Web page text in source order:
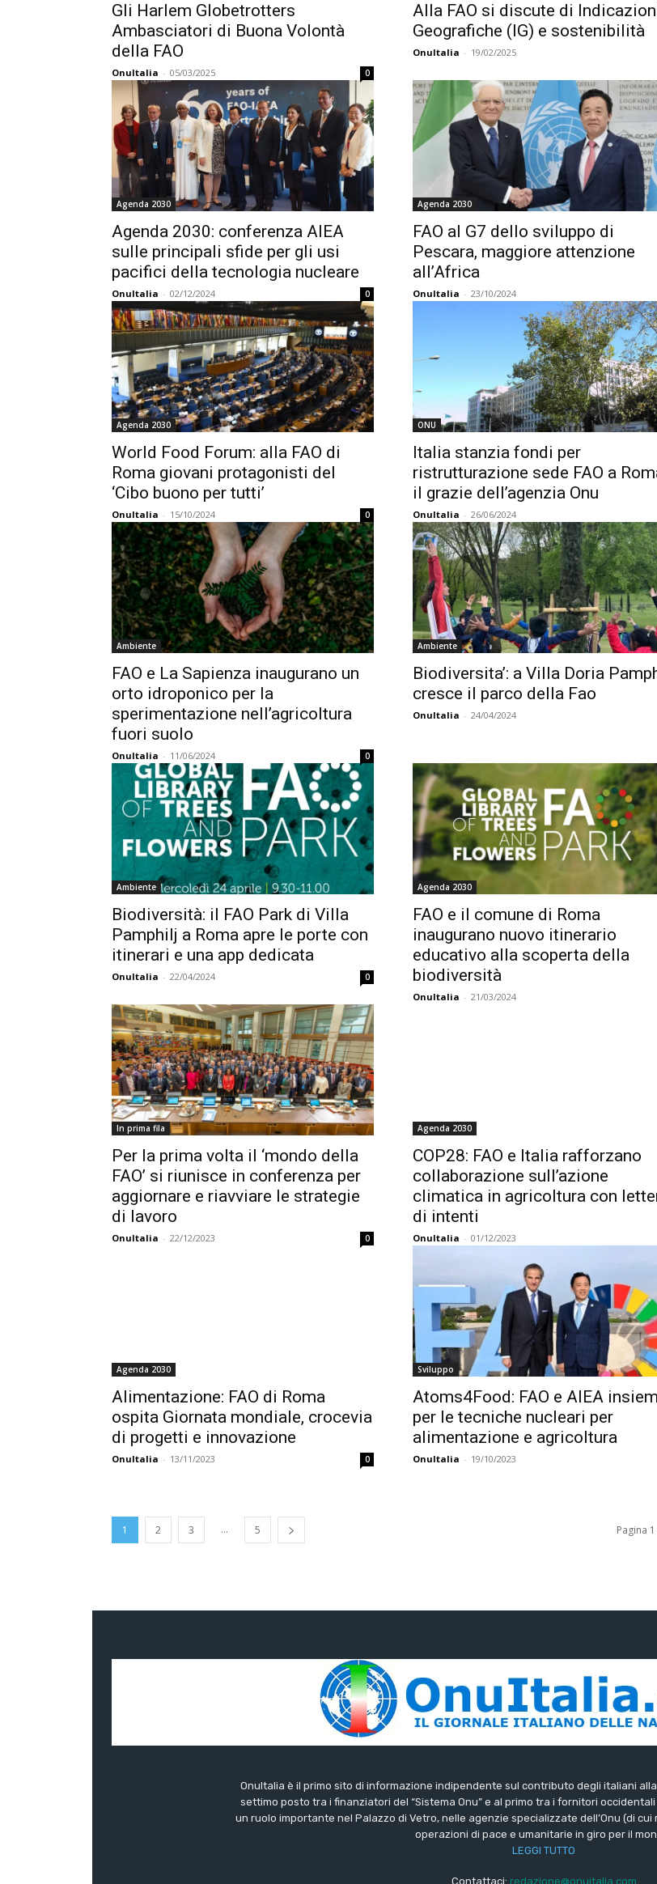
Gli Harlem Globetrotters
Ambasciatori di Buona Volontà
della FAO
OnuItalia - 05/03/2025 0
Alla FAO si discute di
Geografiche (IG) e sostenibilità
OnuItalia - 19/02/2025
Agenda 2030
Agenda 2030: conferenza AIEA
sulle principali sfide per gli usi
pacifici della tecnologia nucleare
OnuItalia - 02/12/2024 0
Agenda 2030
FAO al G7 dello sviluppo di
Pescara, maggiore attenzione
all’Africa
OnuItalia - 23/10/2024
Agenda 2030
World Food Forum: alla FAO di
Roma giovani protagonisti del
‘Cibo buono per tutti’
OnuItalia - 15/10/2024 0
ONU
Italia stanzia fondi per
ristrutturazione sede FAO a
il grazie dell’agenzia Onu
OnuItalia - 26/06/2024
Ambiente
FAO e La Sapienza inaugurano un
orto idroponico per la
sperimentazione nell’agricoltura
fuori suolo
OnuItalia - 11/06/2024 0
Ambiente
Biodiversita’: a Villa Doria
cresce il parco della Fao
OnuItalia - 24/04/2024
Ambiente
Biodiversità: il FAO Park di Villa
Pamphilj a Roma apre le porte con
itinerari e una app dedicata
OnuItalia - 22/04/2024 0
Agenda 2030
FAO e il comune di Roma
inaugurano nuovo itinerario
educativo alla scoperta della
biodiversità
OnuItalia - 21/03/2024
In prima fila
Per la prima volta il ‘mondo della
FAO’ si riunisce in conferenza per
aggiornare e riavviare le strategie
di lavoro
OnuItalia - 22/12/2023 0
Agenda 2030
COP28: FAO e Italia rafforzano
collaborazione sull’azione
climatica in agricoltura con
di intenti
OnuItalia - 01/12/2023
Agenda 2030
Alimentazione: FAO di Roma
ospita Giornata mondiale, crocevia
di progetti e innovazione
OnuItalia - 13/11/2023 0
Sviluppo
Atoms4Food: FAO e AIEA
per le tecniche nucleari per
alimentazione e agricoltura
OnuItalia - 19/10/2023
1 2 3 ... 5 Pagina
OnuItalia è il primo sito di informazione indipendente sul contributo degli italiani
settimo posto tra i finanziatori del “Sistema Onu” e al primo tra i fornitori occidentali
un ruolo importante nel Palazzo di Vetro, nelle agenzie specializzate dell’Onu (di
operazioni di pace e umanitarie in giro per il
LEGGI TUTTO
Contattaci: redazione@onuitalia.com